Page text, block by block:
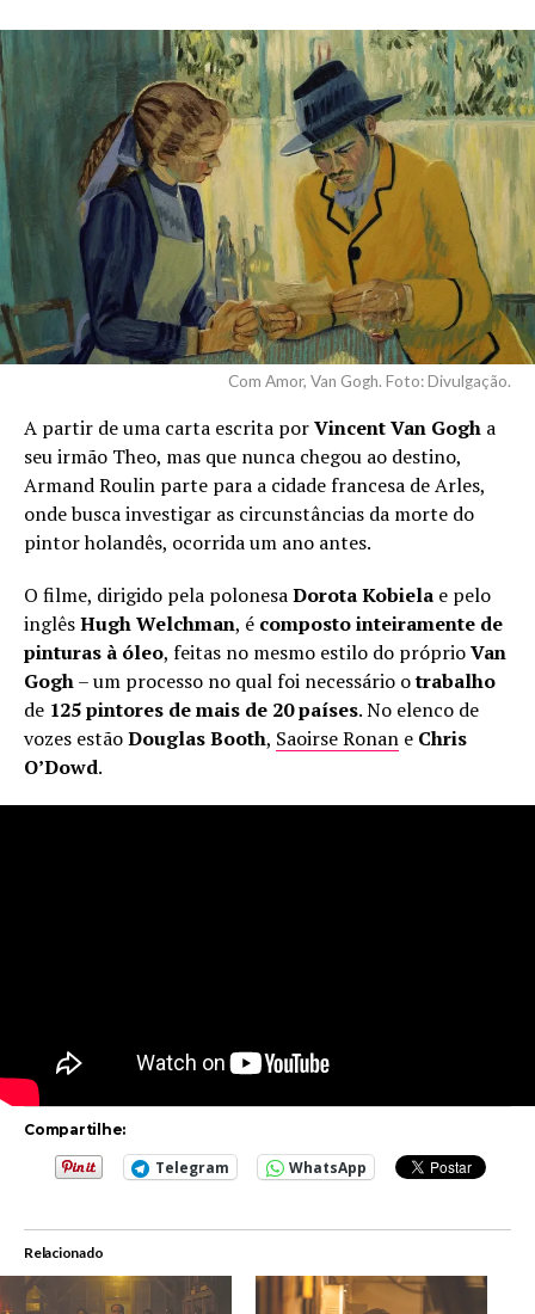
Com Amor, Van Gogh. Foto: Divulgação.
A partir de uma carta escrita porVincent Van Gogh a
seu irmão Theo, mas que nunca chegou ao destino,
Armand Roulin parte para a cidade francesa de Arles,
onde busca investigar as circunstâncias da morte do
pintor holandês, ocorrida um ano antes.
O filme, dirigido pela polonesaDorota Kobiela e pelo
inglêsHugh Welchman, é composto inteiramente de
pinturas à óleo, feitas no mesmo estilo do próprioVan
Gogh– um processo no qual foi necessário otrabalho
de 125 pintores de mais de 20 países. No elenco de
vozes estãoDouglas Booth, Saoirse Ronan e Chris
O’Dowd.
Compartilhe:
Telegram WhatsApp
Relacionado